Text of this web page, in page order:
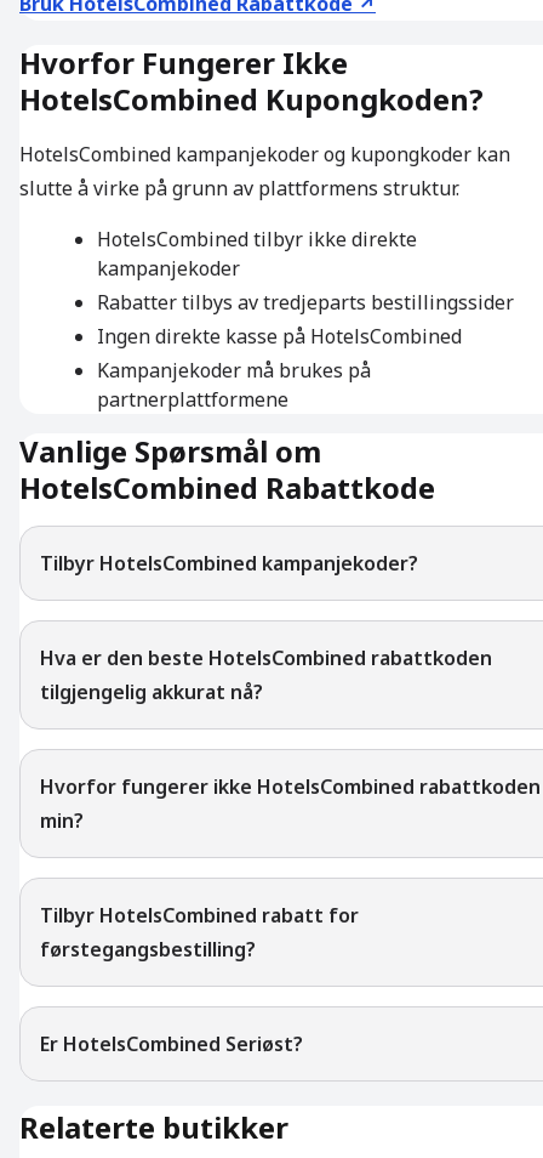
Hvorfor Fungerer Ikke
HotelsCombined Kupongkoden?
HotelsCombined kampanjekoder og kupongkoder kan
slutte å virke på grunn av plattformens struktur.
HotelsCombined tilbyr ikke direkte
kampanjekoder
Rabatter tilbys av tredjeparts bestillingssider
Ingen direkte kasse på HotelsCombined
Kampanjekoder må brukes på
partnerplattformene
Vanlige Spørsmål om
HotelsCombined Rabattkode
Tilbyr HotelsCombined kampanjekoder?
Hva er den beste HotelsCombined rabattkoden
tilgjengelig akkurat nå?
Hvorfor fungerer ikke HotelsCombined rabattkoden
min?
Tilbyr HotelsCombined rabatt for
førstegangsbestilling?
Er HotelsCombined Seriøst?
Relaterte butikker